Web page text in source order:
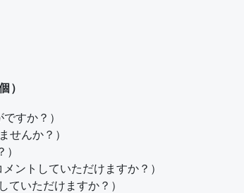
）
すか？）
んか？）
ントしていただけますか？）
いただけますか？）